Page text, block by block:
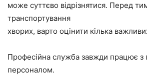
може суттєво відрізнятися. Перед
транспортування
хворих, варто оцінити кілька
Професійна служба завжди працює з
персоналом.